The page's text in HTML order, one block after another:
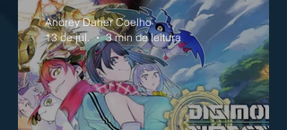
Andrey Daher Coelho
13 de jul.
3 min de leitura